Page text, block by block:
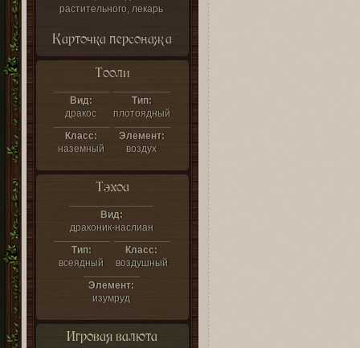
растительного, лекарь
Карточка персонажа
Тооли
Вид:
дракос
Тип:
плотоядный
Класс:
наземный
Элемент:
воздух
Тэхоа
Вид:
драконик-наслиан
Тип:
всеядный
Класс:
воздушный
Элемент:
изумруд
Игровая валюта